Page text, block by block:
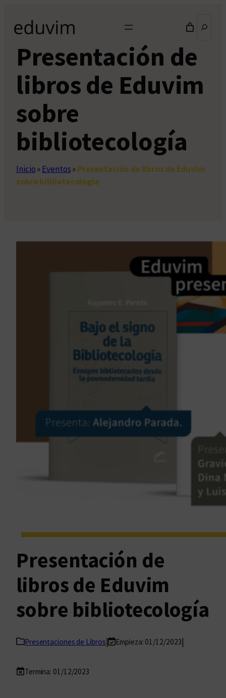
contenido
Presentación de
libros de Eduvim
sobre
bibliotecología
Inicio» Eventos»Presentación de libros de Eduvim
sobre bibliotecología
Presentación de
libros de Eduvim
sobre bibliotecología
Presentaciones de Libros| Empieza: 01/12/2023|
Termina: 01/12/2023